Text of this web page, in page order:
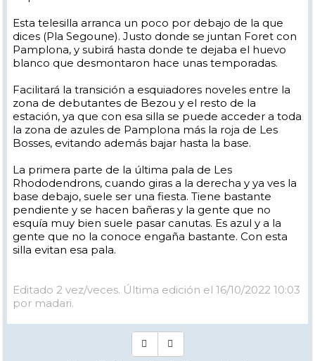
Esta telesilla arranca un poco por debajo de la que
dices (Pla Segoune). Justo donde se juntan Foret con
Pamplona, y subirá hasta donde te dejaba el huevo
blanco que desmontaron hace unas temporadas.
Facilitará la transición a esquiadores noveles entre la
zona de debutantes de Bezou y el resto de la
estación, ya que con esa silla se puede acceder a toda
la zona de azules de Pamplona más la roja de Les
Bosses, evitando además bajar hasta la base.
La primera parte de la última pala de Les
Rhododendrons, cuando giras a la derecha y ya ves la
base debajo, suele ser una fiesta. Tiene bastante
pendiente y se hacen bañeras y la gente que no
esquía muy bien suele pasar canutas. Es azul y a la
gente que no la conoce engaña bastante. Con esta
silla evitan esa pala.
Editado 2 vez/veces. Última edición el 16/10/2022 10:03
por madari.